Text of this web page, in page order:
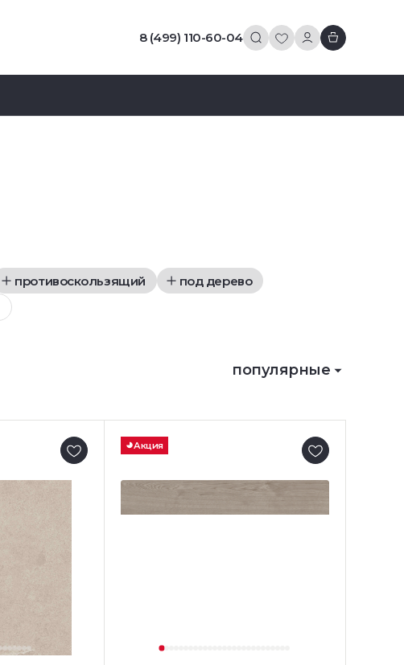
8 (499) 110-60-04
противоскользящий
под дерево
популярные
Акция